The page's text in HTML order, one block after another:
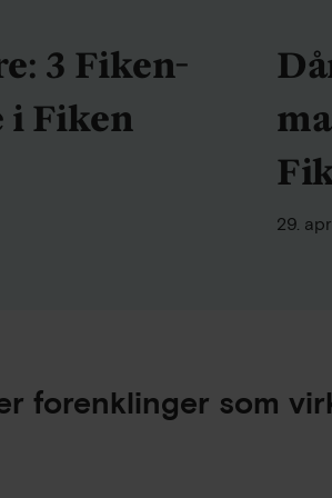
3 Fiken-
i Fiken
29.
forenklinger som